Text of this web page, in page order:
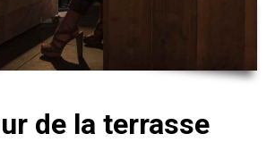
de la terrasse